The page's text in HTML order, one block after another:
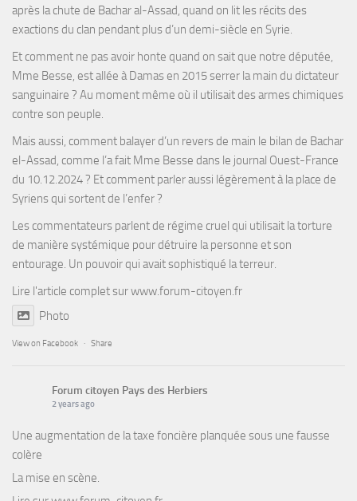
après la chute de Bachar al-Assad, quand on lit les récits des
exactions du clan pendant plus d’un demi-siècle en Syrie.
Et comment ne pas avoir honte quand on sait que notre députée,
Mme Besse, est allée à Damas en 2015 serrer la main du dictateur
sanguinaire ? Au moment même où il utilisait des armes chimiques
contre son peuple.
Mais aussi, comment balayer d’un revers de main le bilan de Bachar
el-Assad, comme l’a fait Mme Besse dans le journal Ouest-France
du 10.12.2024 ? Et comment parler aussi légèrement à la place de
Syriens qui sortent de l’enfer ?
Les commentateurs parlent de régime cruel qui utilisait la torture
de manière systémique pour détruire la personne et son
entourage. Un pouvoir qui avait sophistiqué la terreur.
Lire l'article complet surwww.forum-citoyen.fr
Photo
View on Facebook · Share
Forum citoyen Pays des Herbiers
2 years ago
Une augmentation de la taxe foncière planquée sous une fausse
colère
La mise en scène.